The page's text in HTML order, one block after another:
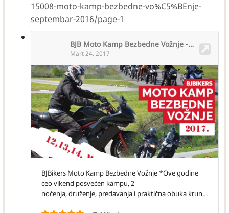
15008-moto-kamp-bezbedne-vo%C5%BEnje-
septembar-2016/page-1